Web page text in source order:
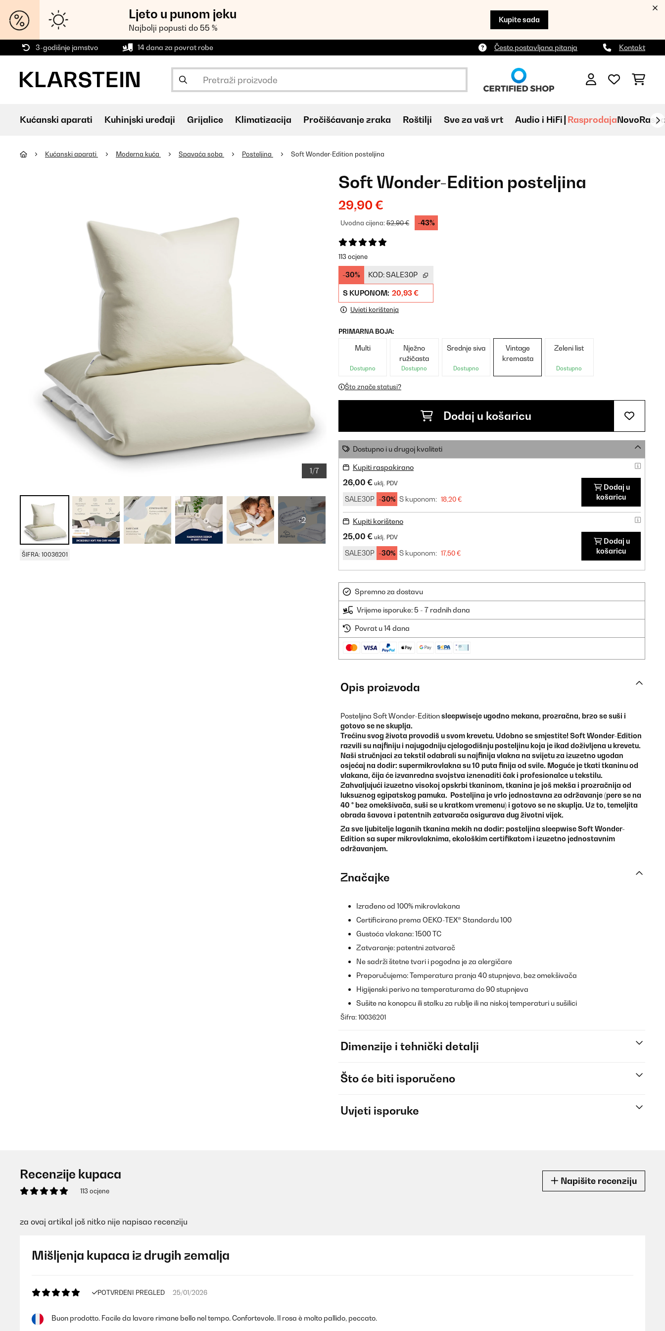
Ljeto u punom jeku
Najbolji popusti do 55 %
Kupite sada
3-godišnje jamstvo 14 dana za povrat robe Često postavljana pitanja Kontakt
Kućanski aparati Kuhinjski uređaji Grijalice Klimatizacija Pročišćavanje zraka Roštilji Sve za vaš vrt Audio i HiFi RasprodajaNovo
Kućanski aparati Moderna kuća Spavaća soba Posteljina Soft Wonder-Edition posteljina
1/7
+2
ŠIFRA: 10036201
Soft Wonder-Edition posteljina
29,90 €
Uvodna cijena:52,90 € -43%
113 ocjene
-30% KOD:SALE30P
S KUPONOM: 20,93 €
Uvjeti korištenja
PRIMARNA BOJA:
Multi
Dostupno
Nježno
ružičasta
Dostupno
Srednje siva
Dostupno
Vintage
kremasta
Zeleni list
Dostupno
Što znače statusi?
Dodaj u košaricu
Dostupno i u drugoj kvaliteti
Kupiti raspakirano
26,00 € uklj. PDV
SALE30P -30% S kuponom: 18,20 €
Dodaj u
košaricu
Kupiti korišteno
25,00 € uklj. PDV
SALE30P -30% S kuponom: 17,50 €
Dodaj u
košaricu
Spremno za dostavu
Vrijeme isporuke: 5 - 7 radnih dana
Povrat u 14 dana
Opis proizvoda
Posteljina Soft Wonder-Editionsleepwiseje ugodno mekana, prozračna, brzo se suši i
gotovo se ne skuplja.
Trećinu svog života provodiš u svom krevetu. Udobno se smjestite! Soft Wonder-Edition
razvili su najfiniju i najugodniju cjelogodišnju posteljinu koja je ikad doživljena u krevetu.
Naši stručnjaci za tekstil odabrali su najfinija vlakna na svijetu za izuzetno ugodan
osjećaj na dodir: supermikrovlakna su 10 puta finija od svile. Moguće je tkati tkaninu od
vlakana, čija će izvanredna svojstva iznenaditi čak i profesionalce u tekstilu.
Zahvaljujući izuzetno visokoj opskrbi tkaninom, tkanina je još mekša i prozračnija od
luksuznog egipatskog pamuka. Posteljina je vrlo jednostavna za održavanje (pere se na
40 ° bez omekšivača, suši se u kratkom vremenu) i gotovo se ne skuplja. Uz to, temeljita
obrada šavova i patentnih zatvarača osigurava dug životni vijek.
Za sve ljubitelje laganih tkanina mekih na dodir: posteljina sleepwiseSoft Wonder-
Edition sa super mikrovlaknima, ekološkim certifikatom i izuzetno jednostavnim
održavanjem.
Značajke
Izrađeno od 100% mikrovlakana
Certificirano prema OEKO-TEX® Standardu 100
Gustoća vlakana: 1500 TC
Zatvaranje: patentni zatvarač
Ne sadrži štetne tvari i pogodna je za alergičare
Preporučujemo: Temperatura pranja 40 stupnjeva, bez omekšivača
Higijenski perivo na temperaturama do 90 stupnjeva
Sušite na konopcu ili stalku za rublje ili na niskoj temperaturi u sušilici
Šifra: 10036201
Dimenzije i tehnički detalji
Što će biti isporučeno
Uvjeti isporuke
Recenzije kupaca
113 ocjene
Napišite recenziju
za ovaj artikal još nitko nije napisao recenziju
Mišljenja kupaca iz drugih zemalja
POTVRĐENI PREGLED 25/01/2026
Buon prodotto. Facile da lavare rimane bello nel tempo. Confortevole. Il rosa è molto pallido, peccato.